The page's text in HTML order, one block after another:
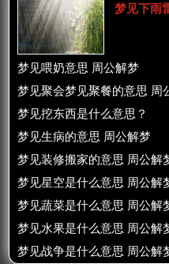
梦见下雨
梦见喂奶意思 周公解梦
梦见聚会梦见聚餐的意思 周
梦见挖东西是什么意思？
梦见生病的意思 周公解梦
梦见装修搬家的意思 周公解
梦见星空是什么意思 周公解
梦见蔬菜是什么意思 周公解
梦见水果是什么意思 周公解
梦见战争是什么意思 周公解